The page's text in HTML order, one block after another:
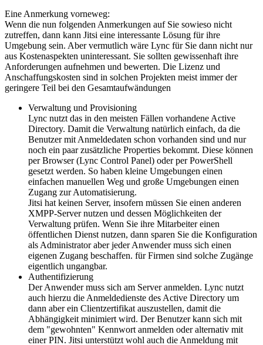
Eine Anmerkung vorneweg:
Wenn die nun folgenden Anmerkungen auf Sie sowieso nicht
zutreffen, dann kann Jitsi eine interessante Lösung für ihre
Umgebung sein. Aber vermutlich wäre Lync für Sie dann nicht nur
aus Kostenaspekten uninteressant. Sie sollten gewissenhaft ihre
Anforderungen aufnehmen und bewerten. Die Lizenz und
Anschaffungskosten sind in solchen Projekten meist immer der
geringere Teil bei den Gesamtaufwändungen
Verwaltung und Provisioning
Lync nutzt das in den meisten Fällen vorhandene Active
Directory. Damit die Verwaltung natürlich einfach, da die
Benutzer mit Anmeldedaten schon vorhanden sind und nur
noch ein paar zusätzliche Properties bekommt. Diese können
per Browser (Lync Control Panel) oder per PowerShell
gesetzt werden. So haben kleine Umgebungen einen
einfachen manuellen Weg und große Umgebungen einen
Zugang zur Automatisierung.
Jitsi hat keinen Server, insofern müssen Sie einen anderen
XMPP-Server nutzen und dessen Möglichkeiten der
Verwaltung prüfen. Wenn Sie ihre Mitarbeiter einen
öffentlichen Dienst nutzen, dann sparen Sie die Konfiguration
als Administrator aber jeder Anwender muss sich einen
eigenen Zugang beschaffen. für Firmen sind solche Zugänge
eigentlich ungangbar.
Authentifizierung
Der Anwender muss sich am Server anmelden. Lync nutzt
auch hierzu die Anmeldedienste des Active Directory um
dann aber ein Clientzertifikat auszustellen, damit die
Abhängigkeit minimiert wird. Der Benutzer kann sich mit
dem "gewohnten" Kennwort anmelden oder alternativ mit
einer PIN. Jitsi unterstützt wohl auch die Anmeldung mit